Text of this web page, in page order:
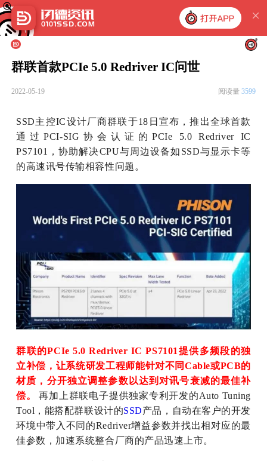
群联首款PCIe 5.0 Redriver IC问世
2022-05-19 阅读量 3599
SSD主控IC设计厂商群联于18日宣布，推出全球首款
通过PCI-SIG协会认证的PCIe 5.0 Redriver IC
PS7101，协助解决CPU与周边设备如SSD与显示卡等
的高速讯号传输相容性问题。
群联的PCIe 5.0 Redriver IC PS7101提供多频段的独
立补偿，让系统研发工程师能针对不同Cable或PCB的
材质，分开独立调整参数以达到对讯号衰减的最佳补
偿。
再加上群联电子提供独家专利开发的Auto Tuning
Tool，能搭配群联设计的SSD产品，自动在客户的开发
环境中带入不同的Redriver增益参数并找出相对应的最
佳参数，加速系统整合厂商的产品迅速上市。